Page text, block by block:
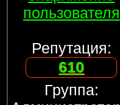
пользователя
Репутация:
610
Группа: